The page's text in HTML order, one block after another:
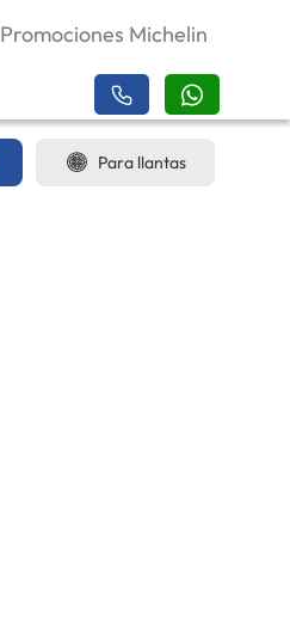
Promociones Michelin
Para llantas